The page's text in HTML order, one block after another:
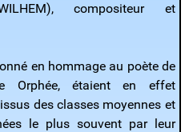
compositeur et
en hommage au poète de
Orphée, étaient en effet
des classes moyennes et
le plus souvent par leur